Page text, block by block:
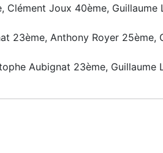
Joux 40ème,
23ème, Anthony Royer
Aubignat 23ème,